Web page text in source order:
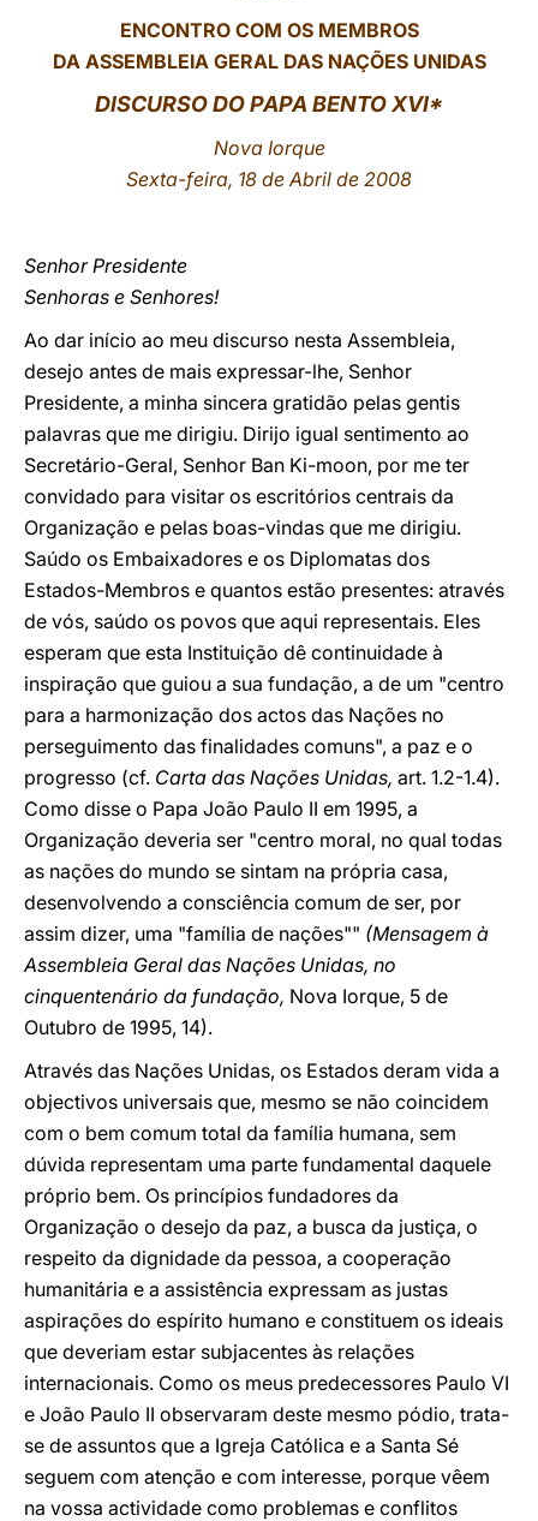
ENCONTRO COM OS MEMBROS
DA ASSEMBLEIA GERAL DAS NAÇÕES UNIDAS
DISCURSO DO PAPA BENTO XVI*
Nova Iorque
Sexta-feira, 18 de Abril de 2008
Senhor Presidente
Senhoras e Senhores!
Ao dar início ao meu discurso nesta Assembleia,
desejo antes de mais expressar-lhe, Senhor
Presidente, a minha sincera gratidão pelas gentis
palavras que me dirigiu. Dirijo igual sentimento ao
Secretário-Geral, Senhor Ban Ki-moon, por me ter
convidado para visitar os escritórios centrais da
Organização e pelas boas-vindas que me dirigiu.
Saúdo os Embaixadores e os Diplomatas dos
Estados-Membros e quantos estão presentes: através
de vós, saúdo os povos que aqui representais. Eles
esperam que esta Instituição dê continuidade à
inspiração que guiou a sua fundação, a de um "centro
para a harmonização dos actos das Nações no
perseguimento das finalidades comuns", a paz e o
progresso (cf. Carta das Nações Unidas, art. 1.2-1.4).
Como disse o Papa João Paulo II em 1995, a
Organização deveria ser "centro moral, no qual todas
as nações do mundo se sintam na própria casa,
desenvolvendo a consciência comum de ser, por
assim dizer, uma "família de nações"" (Mensagem à
Assembleia Geral das Nações Unidas, no
cinquentenário da fundação, Nova Iorque, 5 de
Outubro de 1995, 14).
Através das Nações Unidas, os Estados deram vida a
objectivos universais que, mesmo se não coincidem
com o bem comum total da família humana, sem
dúvida representam uma parte fundamental daquele
próprio bem. Os princípios fundadores da
Organização o desejo da paz, a busca da justiça, o
respeito da dignidade da pessoa, a cooperação
humanitária e a assistência expressam as justas
aspirações do espírito humano e constituem os ideais
que deveriam estar subjacentes às relações
internacionais. Como os meus predecessores Paulo VI
e João Paulo II observaram deste mesmo pódio, trata-
se de assuntos que a Igreja Católica e a Santa Sé
seguem com atenção e com interesse, porque vêem
na vossa actividade como problemas e conflitos